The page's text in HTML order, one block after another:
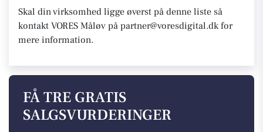
Skal din virksomhed ligge øverst på denne liste så
kontakt VORES Måløv på partner@voresdigital.dk for
mere information.
FÅ TRE GRATIS
SALGSVURDERINGER